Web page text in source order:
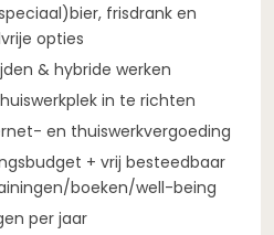
frisdrank en
opties
& hybride werken
in te richten
en thuiswerkvergoeding
+ vrij besteedbaar
boeken/well-being
per jaar